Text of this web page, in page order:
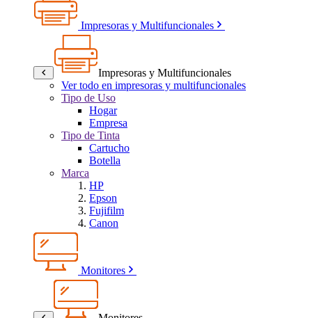
Impresoras y Multifuncionales
Impresoras y Multifuncionales
Ver todo en impresoras y multifuncionales
Tipo de Uso
Hogar
Empresa
Tipo de Tinta
Cartucho
Botella
Marca
HP
Epson
Fujifilm
Canon
Monitores